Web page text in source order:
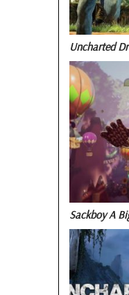
Uncharted
Sackboy A